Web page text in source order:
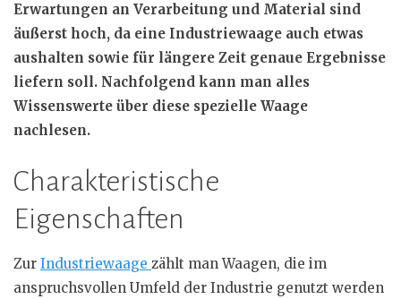
Erwartungen an Verarbeitung und Material sind
äußerst hoch, da eine Industriewaage auch etwas
aushalten sowie für längere Zeit genaue Ergebnisse
liefern soll. Nachfolgend kann man alles
Wissenswerte über diese spezielle Waage
nachlesen.
Charakteristische
Eigenschaften
Zur Industriewaage zählt man Waagen, die im
anspruchsvollen Umfeld der Industrie genutzt werden